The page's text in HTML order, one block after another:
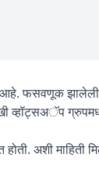
आहे. फसवणूक झालेली
व्हॉट्सअॅप
होती. अशी